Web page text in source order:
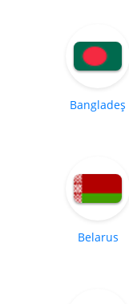
Bangladeş
Belarus